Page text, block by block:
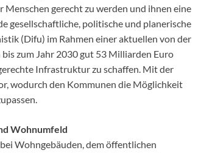
gerecht zu werden und ihnen eine
gesellschaftliche, politische und planerische
(Difu) im Rahmen einer aktuellen von der
zum Jahr 2030 gut 53 Milliarden Euro
Infrastruktur zu schaffen. Mit der
wodurch den Kommunen die Möglichkeit
Wohnumfeld
Wohngebäuden, dem öffentlichen